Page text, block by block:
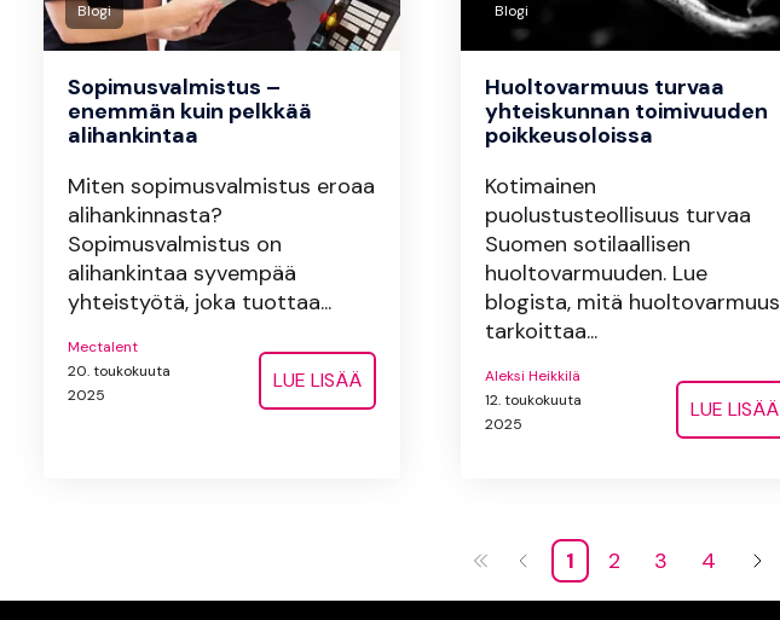
Blogi
Sopimusvalmistus –
enemmän kuin pelkkää
alihankintaa
Miten sopimusvalmistus eroaa
alihankinnasta?
Sopimusvalmistus on
alihankintaa syvempää
yhteistyötä, joka tuottaa...
Mectalent
20. toukokuuta
2025
LUE LISÄÄ
Blogi
Huoltovarmuus turvaa
yhteiskunnan toimivuuden
poikkeusoloissa
Kotimainen
puolustusteollisuus turvaa
Suomen sotilaallisen
huoltovarmuuden. Lue
blogista, mitä huoltovarmuus
tarkoittaa...
Aleksi Heikkilä
12. toukokuuta
2025
LUE LISÄÄ
1 2 3 4